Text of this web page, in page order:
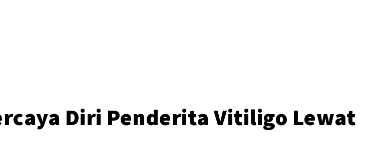
Diri Penderita Vitiligo Lewat